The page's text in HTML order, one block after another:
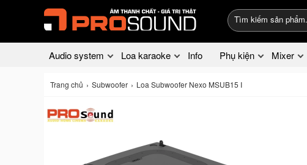
Audio system Loa karaoke Info Phụ kiện Mixer
Trang chủ Subwoofer Loa Subwoofer Nexo MSUB15 I